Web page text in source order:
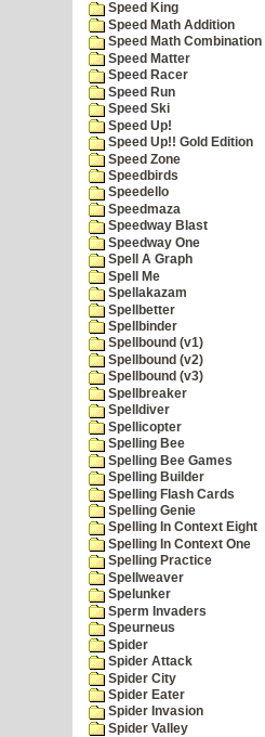
Speed King
Speed Math Addition
Speed Math Combination
Speed Matter
Speed Racer
Speed Run
Speed Ski
Speed Up!
Speed Up!! Gold Edition
Speed Zone
Speedbirds
Speedello
Speedmaza
Speedway Blast
Speedway One
Spell A Graph
Spell Me
Spellakazam
Spellbetter
Spellbinder
Spellbound (v1)
Spellbound (v2)
Spellbound (v3)
Spellbreaker
Spelldiver
Spellicopter
Spelling Bee
Spelling Bee Games
Spelling Builder
Spelling Flash Cards
Spelling Genie
Spelling In Context Eight
Spelling In Context One
Spelling Practice
Spellweaver
Spelunker
Sperm Invaders
Speurneus
Spider
Spider Attack
Spider City
Spider Eater
Spider Invasion
Spider Valley